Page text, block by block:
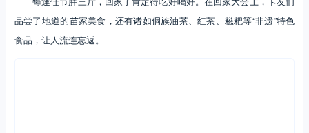
品尝了地道的苗家美食，还有诸如侗族油茶、红茶、糍粑等“非遗”特色
食品，让人流连忘返。